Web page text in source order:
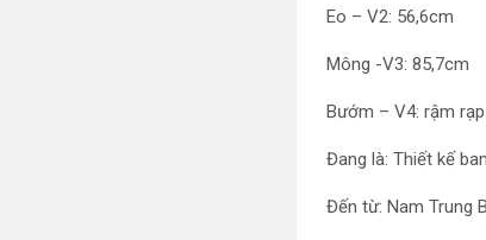
Eo – V2: 56,6cm
Mông -V3: 85,7cm
Bướm – V4: rậm rạp
Đang là: Thiết kế
Đến từ: Nam Trung